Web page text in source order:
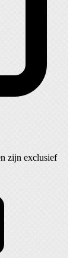
zijn exclusief